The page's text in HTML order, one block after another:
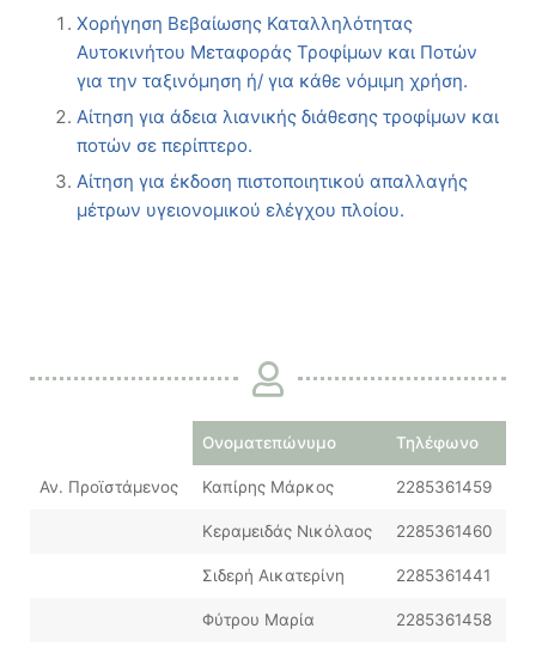
Χορήγηση Βεβαίωσης Καταλληλότητας
Αυτοκινήτου Μεταφοράς Τροφίμων και Ποτών
για την ταξινόμηση ή/ για κάθε νόμιμη χρήση.
Αίτηση για άδεια λιανικής διάθεσης τροφίμων και
ποτών σε περίπτερο.
Αίτηση για έκδοση πιστοποιητικού απαλλαγής
μέτρων υγειονομικού ελέγχου πλοίου.
Ονοματεπώνυμο Τηλέφωνο
Αν. Προϊστάμενος Καπίρης Μάρκος 2285361459
Κεραμειδάς Νικόλαος 2285361460
Σιδερή Αικατερίνη 2285361441
Φύτρου Μαρία 2285361458